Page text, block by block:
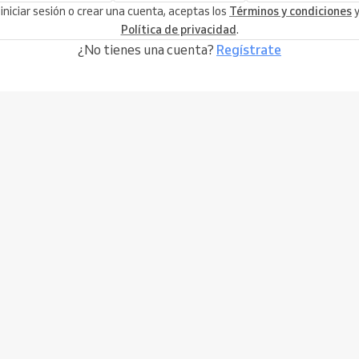
sesión o crear una cuenta, aceptas los Términos y condiciones
Política de privacidad.
¿No tienes una cuenta? Regístrate